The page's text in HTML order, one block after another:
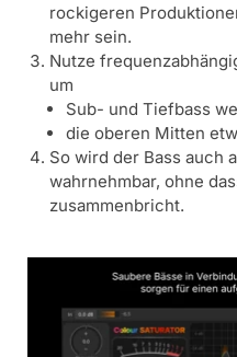
rockigeren
mehr sein.
Nutze
um
Sub- und Tiefbass
die oberen Mitten
So wird der Bass auch
wahrnehmbar, ohne
zusammenbricht.